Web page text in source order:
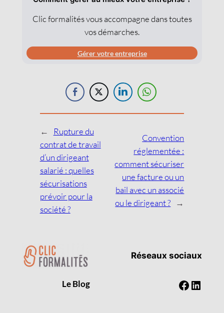
Clic formalités vous accompagne dans toutes
vos démarches.
Gérer votre entreprise
←
Rupture du
contrat de travail
d’un dirigeant
salarié : quelles
sécurisations
prévoir pour la
société ?
Convention
réglementée :
comment sécuriser
une facture ou un
bail avec un associé
ou le dirigeant ?
→
Le Blog
Réseaux sociaux